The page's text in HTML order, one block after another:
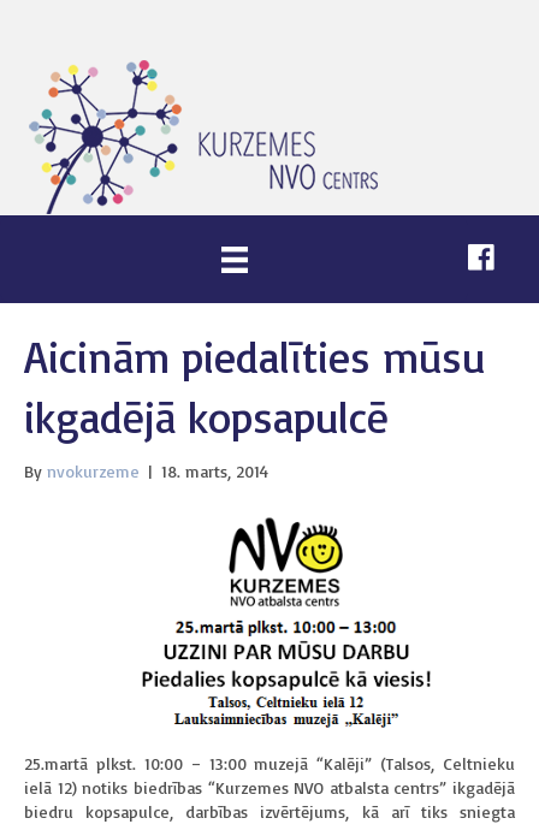
Aicinām piedalīties mūsu
ikgadējā kopsapulcē
By nvokurzeme | 18. marts, 2014
25.martā plkst. 10:00 – 13:00 muzejā “Kalēji” (Talsos, Celtnieku
ielā 12) notiks biedrības “Kurzemes NVO atbalsta centrs” ikgadējā
biedru kopsapulce, darbības izvērtējums, kā arī tiks sniegta